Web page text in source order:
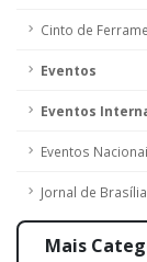
Cinto de
Eventos
Eventos
Eventos
Jornal de Brasília
Mais